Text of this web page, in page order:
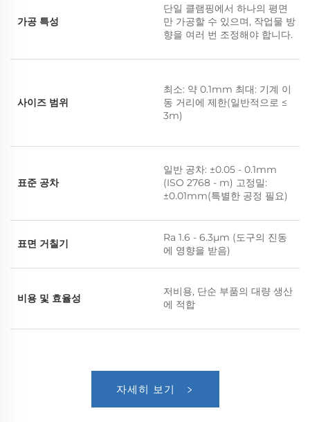
가공 특성
단일 클램핑에서 하나의 평면
만 가공할 수 있으며, 작업물 방
향을 여러 번 조정해야 합니다.
사이즈 범위
최소: 약 0.1mm 최대: 기계 이
동 거리에 제한(일반적으로 ≤
3m)
표준 공차
일반 공차: ±0.05 - 0.1mm
(ISO 2768 - m) 고정밀:
±0.01mm(특별한 공정 필요)
표면 거칠기
Ra 1.6 - 6.3μm (도구의 진동
에 영향을 받음)
비용 및 효율성
저비용, 단순 부품의 대량 생산
에 적합
자세히 보기